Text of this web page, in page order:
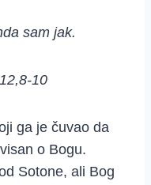
sam jak.
10
ga je čuvao da
o Bogu.
Sotone, ali Bog